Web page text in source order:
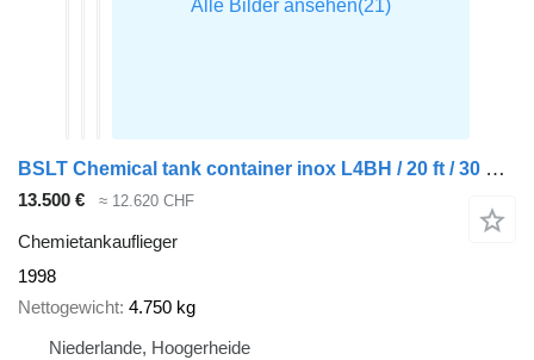
BSLT Chemical tank container inox L4BH / 20 ft / 30 m3 / IMO 1
13.500 € ≈ 12.620 CHF
Chemietankauflieger
1998
Nettogewicht 4.750 kg
Niederlande, Hoogerheide